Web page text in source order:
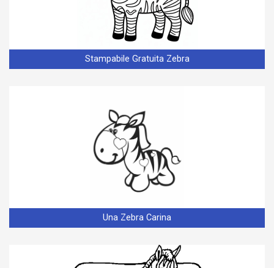
Stampabile Gratuita Zebra
Una Zebra Carina